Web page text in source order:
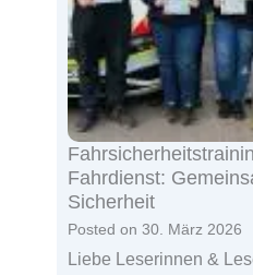
Fahrdienst:
Sicherheit
Posted on 30. März 2026
Liebe Leserinnen &